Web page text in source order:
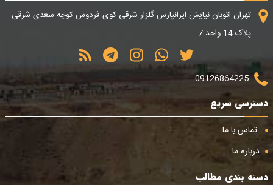
تهران-اتوبان نیایش-ایرانپارس-گلزار شرقی-کوی فردوس-کوچه سعدی شرقی-
پلاک 14 واحد 7
09126864225
دسترسی سریع
تماس با ما
درباره ما
دسته بندی مطالب